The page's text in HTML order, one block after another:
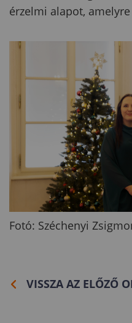
érzelmi alapot,
Fotó: Széchenyi
VISSZA AZ ELŐZŐ